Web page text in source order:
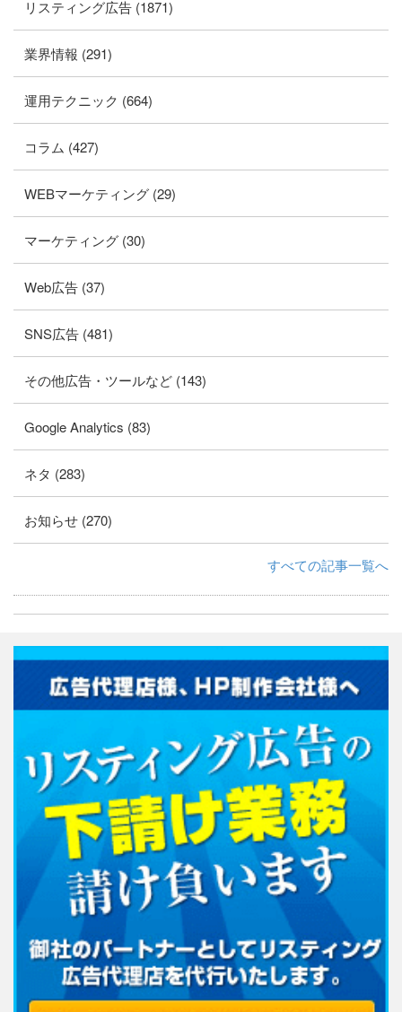
リスティング広告 (1871)
業界情報 (291)
運用テクニック (664)
コラム (427)
WEBマーケティング (29)
マーケティング (30)
Web広告 (37)
SNS広告 (481)
その他広告・ツールなど (143)
Google Analytics (83)
ネタ (283)
お知らせ (270)
すべての記事一覧へ